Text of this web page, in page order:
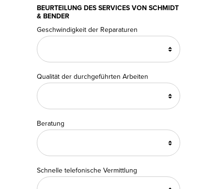
BEURTEILUNG DES SERVICES VON SCHMIDT
& BENDER
Geschwindigkeit der Reparaturen
Qualität der durchgeführten Arbeiten
Beratung
Schnelle telefonische Vermittlung